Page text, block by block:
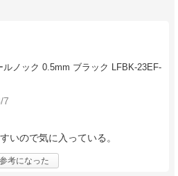
ノック 0.5mm ブラック LFBK-23EF-
7
いので気に入っている。
参考になった